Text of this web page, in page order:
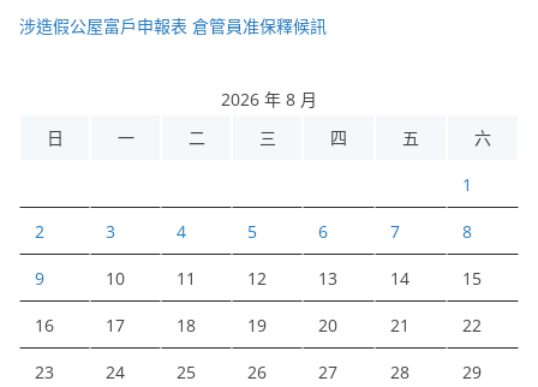
涉造假公屋富戶申報表 倉管員准保釋候訊
2026 年 8 月
日
一 二 三 四 五 六
1
2 3 4 5 6 7 8
9 10 11 12 13 14 15
16 17 18 19 20 21 22
23 24 25 26 27 28 29